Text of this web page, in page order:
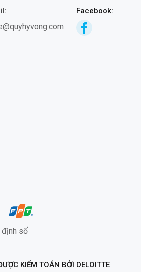
Facebook:
định số
KIỂM TOÁN BỞI DELOITTE